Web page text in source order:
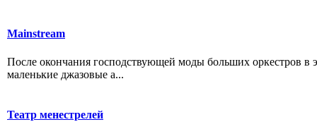
Mainstream
После окончания господствующей моды больших оркестров в
маленькие джазовые а...
Театр менестрелей